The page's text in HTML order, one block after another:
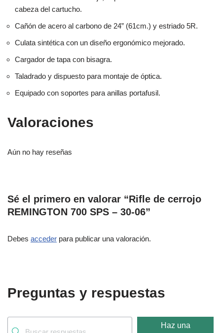
cabeza del cartucho.
Cañón de acero al carbono de 24” (61cm.) y estriado 5R.
Culata sintética con un diseño ergonómico mejorado.
Cargador de tapa con bisagra.
Taladrado y dispuesto para montaje de óptica.
Equipado con soportes para anillas portafusil.
Valoraciones
Aún no hay reseñas
Sé el primero en valorar “Rifle de cerrojo
REMINGTON 700 SPS – 30-06”
Debes acceder para publicar una valoración.
Preguntas y respuestas
Haz una